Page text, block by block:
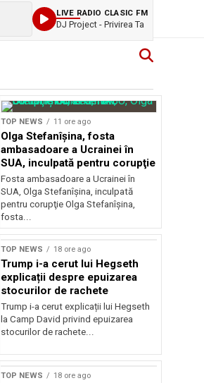
LIVE RADIO CLASIC FM
DJ Project - Privirea Ta
TOP NEWS 11 ore ago
Olga Stefanîşina, fosta
ambasadoare a Ucrainei în
SUA, inculpată pentru corupţie
Fosta ambasadoare a Ucrainei în
SUA, Olga Stefanîşina, inculpată
pentru corupţie Olga Stefanîşina,
fosta...
TOP NEWS 18 ore ago
Trump i-a cerut lui Hegseth
explicații despre epuizarea
stocurilor de rachete
Trump i-a cerut explicații lui Hegseth
la Camp David privind epuizarea
stocurilor de rachete...
TOP NEWS 18 ore ago